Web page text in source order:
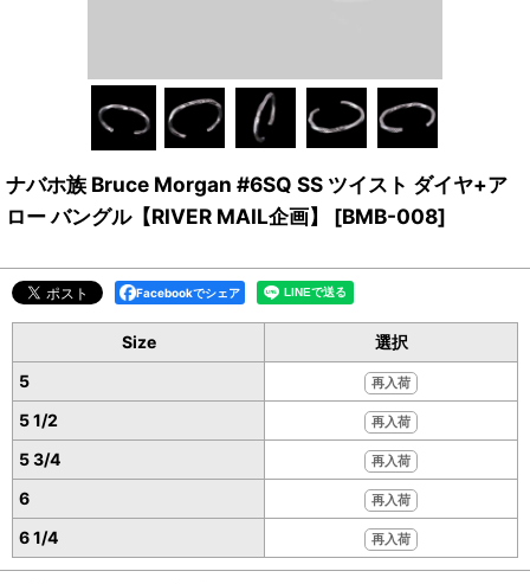
ナバホ族 Bruce Morgan #6SQ SS ツイスト ダイヤ+ア
ロー バングル【RIVER MAIL企画】
[BMB-008]
Facebookでシェア
Size
選択
5
再入荷
5 1/2 再入荷
5 3/4 再入荷
6 再入荷
6 1/4 再入荷